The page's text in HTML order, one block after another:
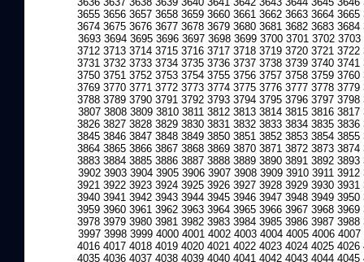
3655 3656 3657 3658 3659 3660 3661 3662 3663 3664 3665
3674 3675 3676 3677 3678 3679 3680 3681 3682 3683 3684
3693 3694 3695 3696 3697 3698 3699 3700 3701 3702 3703
3712 3713 3714 3715 3716 3717 3718 3719 3720 3721 3722
3731 3732 3733 3734 3735 3736 3737 3738 3739 3740 3741
3750 3751 3752 3753 3754 3755 3756 3757 3758 3759 3760
3769 3770 3771 3772 3773 3774 3775 3776 3777 3778 3779
3788 3789 3790 3791 3792 3793 3794 3795 3796 3797 3798
3807 3808 3809 3810 3811 3812 3813 3814 3815 3816 3817
3826 3827 3828 3829 3830 3831 3832 3833 3834 3835 3836
3845 3846 3847 3848 3849 3850 3851 3852 3853 3854 3855
3864 3865 3866 3867 3868 3869 3870 3871 3872 3873 3874
3883 3884 3885 3886 3887 3888 3889 3890 3891 3892 3893
3902 3903 3904 3905 3906 3907 3908 3909 3910 3911 3912
3921 3922 3923 3924 3925 3926 3927 3928 3929 3930 3931
3940 3941 3942 3943 3944 3945 3946 3947 3948 3949 3950
3959 3960 3961 3962 3963 3964 3965 3966 3967 3968 3969
3978 3979 3980 3981 3982 3983 3984 3985 3986 3987 3988
3997 3998 3999 4000 4001 4002 4003 4004 4005 4006 4007
4016 4017 4018 4019 4020 4021 4022 4023 4024 4025 4026
4035 4036 4037 4038 4039 4040 4041 4042 4043 4044 4045